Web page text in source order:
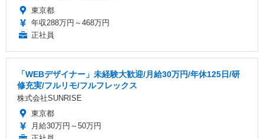
東京都
年収288万円～468万円
正社員
「WEBデザイナー」未経験大歓迎/月給30万円/年休125日/研
修充実/フルリモ/フルフレックス
株式会社SUNRISE
東京都
月給30万円～50万円